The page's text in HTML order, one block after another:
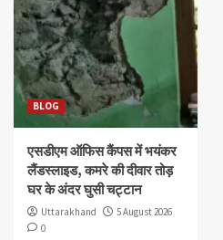
BLOG
एसडीएम ऑफिस कैंपस में भयंकर
लैंडस्लाइड, कमरे की दीवार तोड़
घर के अंदर घुसी चट्टान
Uttarakhand
5 August 2026
0